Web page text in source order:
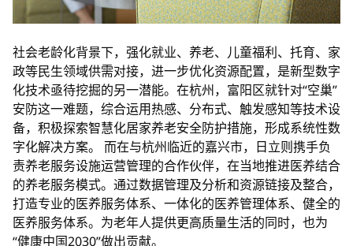
社会老龄化背景下，强化就业、养老、儿童福利、托育、家
政等民生领域供需对接，进一步优化资源配置，是新型数字
化技术亟待挖掘的另一潜能。在杭州，富阳区就针对“空巢”
安防这一难题，综合运用热感、分布式、触发感知等技术设
备，积极探索智慧化居家养老安全防护措施，形成系统性数
字化解决方案。 而在与杭州临近的嘉兴市，日立则携手负
责养老服务设施运营管理的合作伙伴，在当地推进医养结合
的养老服务模式。通过数据管理及分析和资源链接及整合，
打造专业的医养服务体系、一体化的医养管理体系、健全的
医养服务体系。为老年人提供更高质量生活的同时，也为
“健康中国2030”做出贡献。